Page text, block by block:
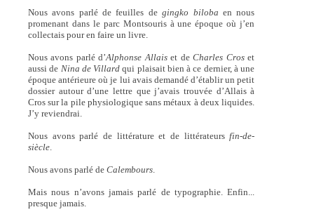
Nous avons parlé de feuilles degingko biloba en nous
promenant dans le parc Montsouris à une époque où j’en
collectais pour en faire un livre.
Nous avons parlé d’Alphonse Allaiset deCharles Croset
aussi de Nina de Villard qui plaisait bien à ce dernier, à une
époque antérieure où je lui avais demandé d’établir un petit
dossier autour d’une lettre que j’avais trouvée d’Allais à
Cros sur la pile physiologique sans métaux à deux liquides.
J’y reviendrai.
Nous avons parlé de littérature et de littérateursfin-de-
siècle.
Nous avons parlé de Calembours.
Mais nous n’avons jamais parlé de typographie. Enfin...
presque jamais.